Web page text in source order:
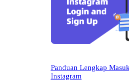
Panduan Lengkap
Instagram